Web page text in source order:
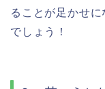
ることが足かせ
でしょう！